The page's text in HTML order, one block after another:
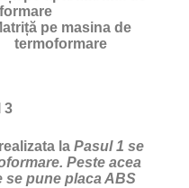
pe masina de
termoformare
3
la Pasul 1 se
Peste acea
se pune placa ABS